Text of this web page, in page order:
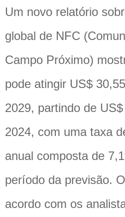
Um novo relatório
global de NFC
Campo Próximo)
pode atingir US$
2029, partindo de
2024, com uma taxa
anual composta de
período da previsão.
acordo com os